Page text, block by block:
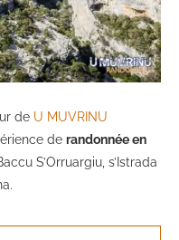
de U MUVRINU
de randonnée en
S’Orruargiu, s’Istrada